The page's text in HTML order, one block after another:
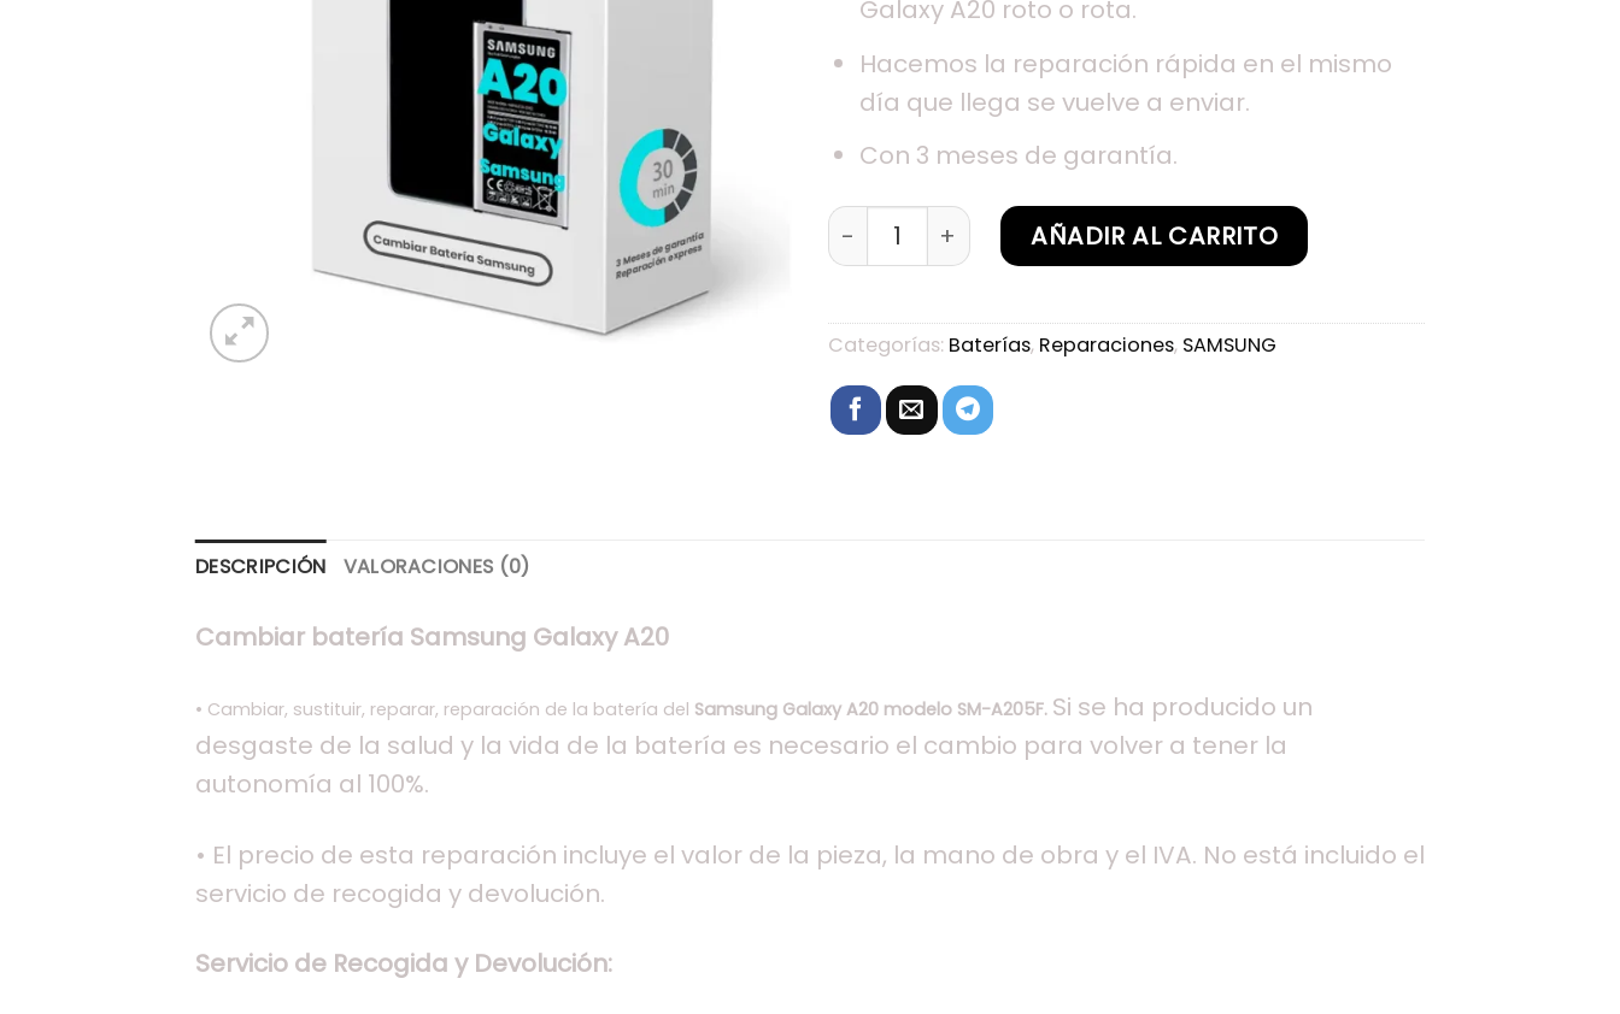
Galaxy A20 roto o rota.
Hacemos la reparación rápida en el mismo
día que llega se vuelve a enviar.
Con 3 meses de garantía.
Sustitución de Batería Samsung Galaxy A20 cantidad
AÑADIR AL CARRITO
Categorías: Baterías, Reparaciones, SAMSUNG
DESCRIPCIÓN VALORACIONES (0)
Cambiar batería Samsung Galaxy A20
• Cambiar, sustituir, reparar, reparación de la batería del Samsung Galaxy A20 modelo SM-A205F. Si se ha producido un
desgaste de la salud y la vida de la batería es necesario el cambio para volver a tener la
autonomía al 100%.
• El precio de esta reparación incluye el valor de la pieza, la mano de obra y el IVA. No está incluido el
servicio de recogida y devolución.
Servicio de Recogida y Devolución: